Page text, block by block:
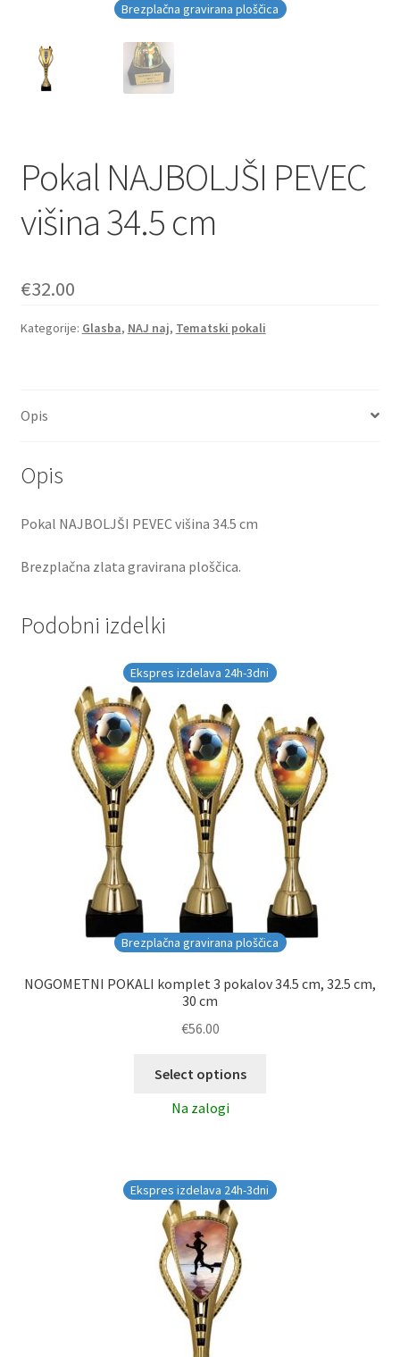
Brezplačna gravirana ploščica
Pokal NAJBOLJŠI PEVEC
višina 34.5 cm
€32.00
Kategorije: Glasba, NAJ naj, Tematski pokali
Opis
Opis
Pokal NAJBOLJŠI PEVEC višina 34.5 cm
Brezplačna zlata gravirana ploščica.
Podobni izdelki
Brezplačna gravirana ploščica
Ekspres izdelava 24h-3dni
NOGOMETNI POKALI komplet 3 pokalov 34.5 cm, 32.5 cm,
30 cm
€56.00
Select options
Na zalogi
Ekspres izdelava 24h-3dni